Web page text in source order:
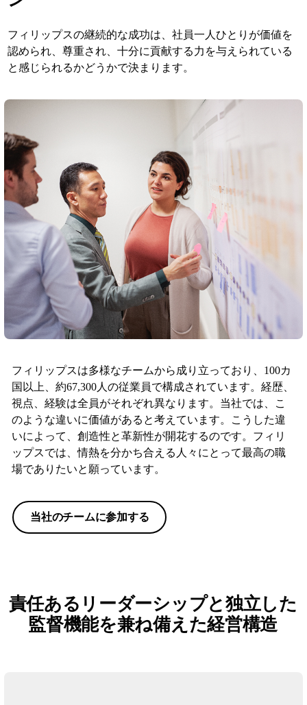
フィリップスの継続的な成功は、社員一人ひとりが価値を
認められ、尊重され、十分に貢献する力を与えられている
と感じられるかどうかで決まります。
フィリップスは多様なチームから成り立っており、100カ
国以上、約67,300人の従業員で構成されています。経歴、
視点、経験は全員がそれぞれ異なります。当社では、こ
のような違いに価値があると考えています。こうした違
いによって、創造性と革新性が開花するのです。フィリ
ップスでは、情熱を分かち合える人々にとって最高の職
場でありたいと願っています。
当社のチームに参加する
責任あるリーダーシップと独立した
監督機能を兼ね備えた経営構造